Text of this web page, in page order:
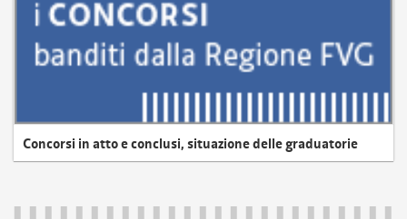
Concorsi in atto e conclusi, situazione delle graduatorie